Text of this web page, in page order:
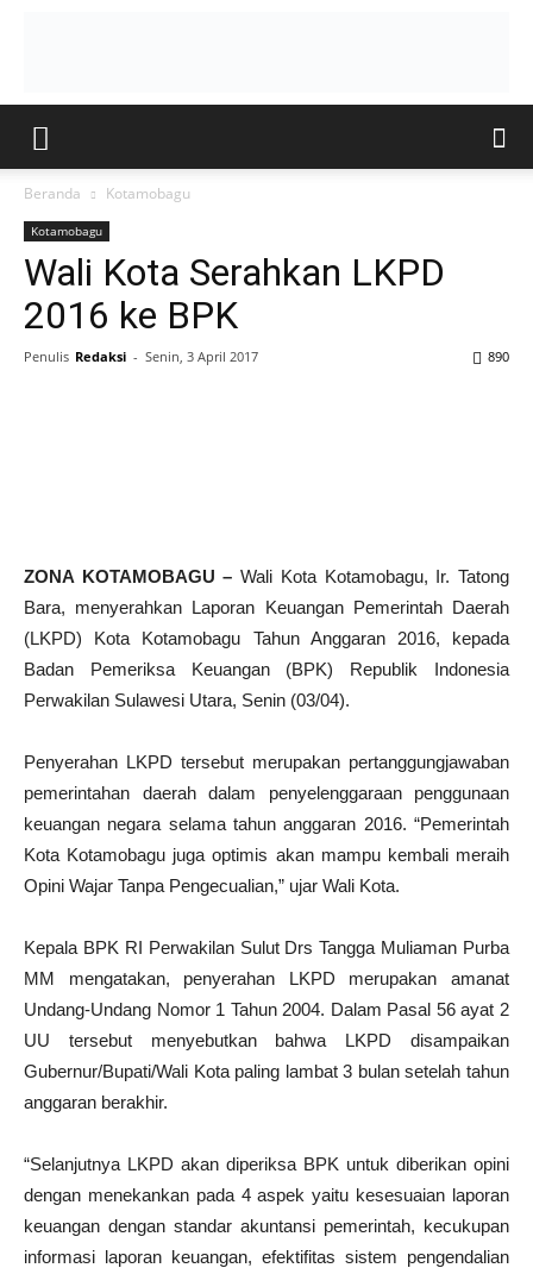
Beranda Kotamobagu
Kotamobagu
Wali Kota Serahkan LKPD
2016 ke BPK
Penulis Redaksi - Senin, 3 April 2017 890
ZONA KOTAMOBAGU – Wali Kota Kotamobagu, Ir. Tatong
Bara, menyerahkan Laporan Keuangan Pemerintah Daerah
(LKPD) Kota Kotamobagu Tahun Anggaran 2016, kepada
Badan Pemeriksa Keuangan (BPK) Republik Indonesia
Perwakilan Sulawesi Utara, Senin (03/04).
Penyerahan LKPD tersebut merupakan pertanggungjawaban
pemerintahan daerah dalam penyelenggaraan penggunaan
keuangan negara selama tahun anggaran 2016. “Pemerintah
Kota Kotamobagu juga optimis akan mampu kembali meraih
Opini Wajar Tanpa Pengecualian,” ujar Wali Kota.
Kepala BPK RI Perwakilan Sulut Drs Tangga Muliaman Purba
MM mengatakan, penyerahan LKPD merupakan amanat
Undang-Undang Nomor 1 Tahun 2004. Dalam Pasal 56 ayat 2
UU tersebut menyebutkan bahwa LKPD disampaikan
Gubernur/Bupati/Wali Kota paling lambat 3 bulan setelah tahun
anggaran berakhir.
“Selanjutnya LKPD akan diperiksa BPK untuk diberikan opini
dengan menekankan pada 4 aspek yaitu kesesuaian laporan
keuangan dengan standar akuntansi pemerintah, kecukupan
informasi laporan keuangan, efektifitas sistem pengendalian